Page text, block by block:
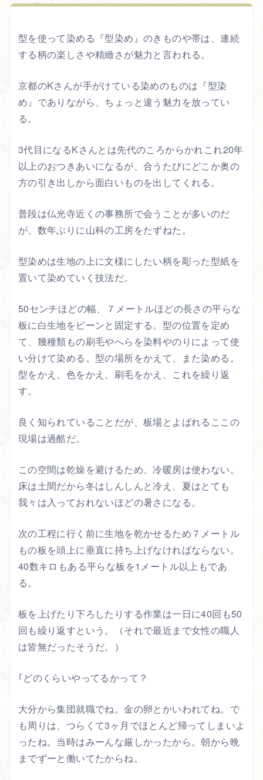
型を使って染める『型染め』のきものや帯は、連続
する柄の楽しさや精緻さが魅力と言われる。
京都のKさんが手がけている染めのものは『型染
め』でありながら、ちょっと違う魅力を放ってい
る。
3代目になるKさんとは先代のころからかれこれ20年
以上のおつきあいになるが、合うたびにどこか奥の
方の引き出しから面白いものを出してくれる。
普段は仏光寺近くの事務所で会うことが多いのだ
が、数年ぶりに山科の工房をたずねた。
型染めは生地の上に文様にしたい柄を彫った型紙を
置いて染めていく技法だ。
50センチほどの幅、７メートルほどの長さの平らな
板に白生地をピーンと固定する。型の位置を定め
て、幾種類もの刷毛やへらを染料やのりによって使
い分けて染める。型の場所をかえて、また染める。
型をかえ、色をかえ、刷毛をかえ、これを繰り返
す。
良く知られていることだが、板場とよばれるここの
現場は過酷だ。
この空間は乾燥を避けるため、冷暖房は使わない。
床は土間だから冬はしんしんと冷え、夏はとても
我々は入っておれないほどの暑さになる。
次の工程に行く前に生地を乾かせるため７メートル
もの板を頭上に垂直に持ち上げなければならない。
40数キロもある平らな板を1メートル以上もであ
る。
板を上げたり下ろしたりする作業は一日に40回も50
回も繰り返すという。（それで最近まで女性の職人
は皆無だったそうだ。）
｢どのくらいやってるかって？
大分から集団就職でね。金の卵とかいわれてね。で
も周りは、つらくて3ヶ月でほとんど帰ってしまいよ
ったね。当時はみーんな厳しかったから。朝から晩
までずーと働いてたからね。